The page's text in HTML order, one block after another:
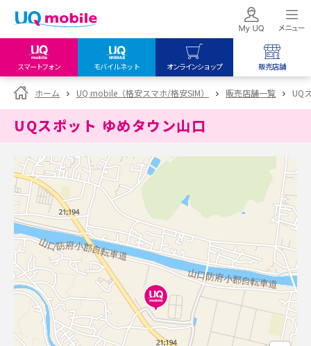
スマートフォン モバイルネット オンラインショップ 販売店舗
my UQ WiMAX
UQ WiMAX ご契約の方
My UQ mobile
UQ mobile
データチャージサイト
UQ mobile
オンラインショップ
UQ WiMAX
UQ mobile
販売店舗
UQ WiMAX
ホーム UQ mobile（格安スマホ/格安SIM） 販売店舗一覧 UQ
UQスポット ゆめタウン山口